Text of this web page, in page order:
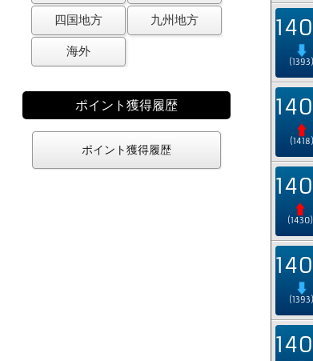
四国地方 九州地方
海外
ポイント獲得履歴
ポイント獲得履歴
(1393)
(1418)
(1430)
(1393)